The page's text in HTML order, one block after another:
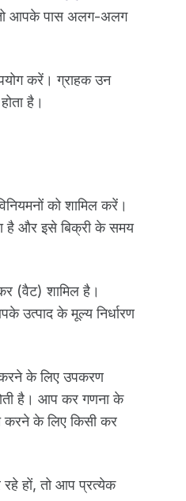
तो आपके पास अलग-अलग
करें। ग्राहक उन
है।
को शामिल करें।
है और इसे बिक्री के समय
(वैट) शामिल है।
उत्पाद के मूल्य निर्धारण
के लिए उपकरण
है। आप कर गणना के
करने के लिए किसी कर
रहे हों, तो आप प्रत्येक